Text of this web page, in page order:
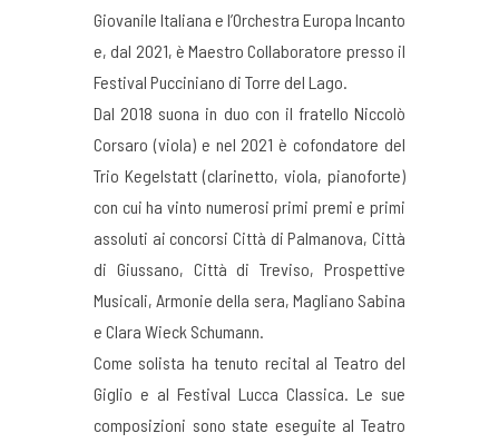
Giovanile Italiana e l’Orchestra Europa Incanto
e, dal 2021, è Maestro Collaboratore presso il
Festival Pucciniano di Torre del Lago.
Dal 2018 suona in duo con il fratello Niccolò
Corsaro (viola) e nel 2021 è cofondatore del
Trio Kegelstatt (clarinetto, viola, pianoforte)
con cui ha vinto numerosi primi premi e primi
assoluti ai concorsi Città di Palmanova, Città
di Giussano, Città di Treviso, Prospettive
Musicali, Armonie della sera, Magliano Sabina
e Clara Wieck Schumann.
Come solista ha tenuto recital al Teatro del
Giglio e al Festival Lucca Classica. Le sue
composizioni sono state eseguite al Teatro